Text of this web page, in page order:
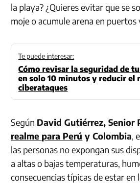
la playa? ¿Quieres evitar que se
moje o acumule arena en puertos
Te puede interesar:
Cómo revisar la seguridad de
en solo 10 minutos y reducir el
ciberataques
Según David Gutiérrez, Senior
realme para Perú y Colombia,
las personas no expongan sus
a altas o bajas temperaturas,
consecuencias típicas de estar en